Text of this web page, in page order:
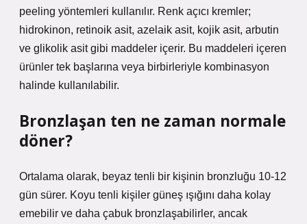
peeling yöntemleri kullanılır. Renk açıcı kremler;
hidrokinon, retinoik asit, azelaik asit, kojik asit, arbutin
ve glikolik asit gibi maddeler içerir. Bu maddeleri içeren
ürünler tek başlarına veya birbirleriyle kombinasyon
halinde kullanılabilir.
Bronzlaşan ten ne zaman normale
döner?
Ortalama olarak, beyaz tenli bir kişinin bronzluğu 10-12
gün sürer. Koyu tenli kişiler güneş ışığını daha kolay
emebilir ve daha çabuk bronzlaşabilirler, ancak